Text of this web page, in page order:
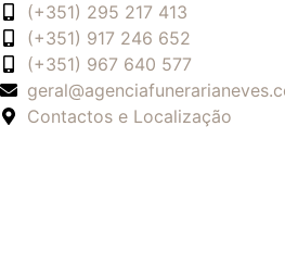
(+351) 295 217 413
(+351) 917 246 652
(+351) 967 640 577
Contactos e Localização